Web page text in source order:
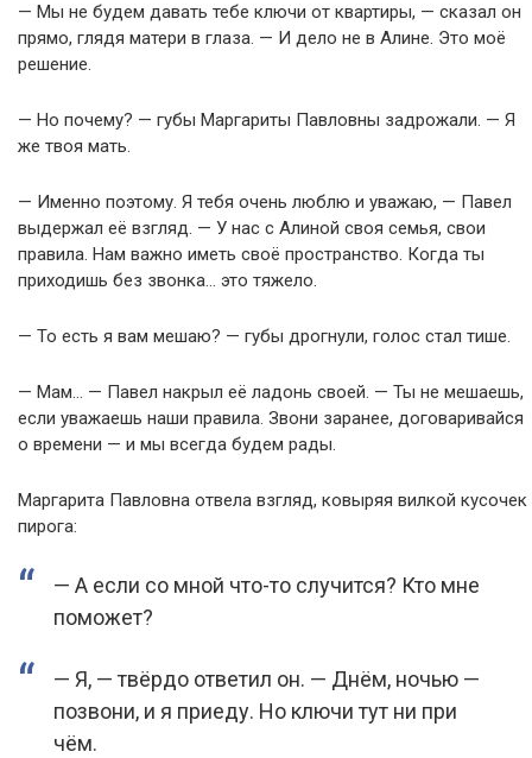
— Мы не будем давать тебе ключи от квартиры, — сказал он
прямо, глядя матери в глаза. — И дело не в Алине. Это моё
решение.
— Но почему? — губы Маргариты Павловны задрожали. — Я
же твоя мать.
— Именно поэтому. Я тебя очень люблю и уважаю, — Павел
выдержал её взгляд. — У нас с Алиной своя семья, свои
правила. Нам важно иметь своё пространство. Когда ты
приходишь без звонка… это тяжело.
— То есть я вам мешаю? — губы дрогнули, голос стал тише.
— Мам… — Павел накрыл её ладонь своей. — Ты не мешаешь,
если уважаешь наши правила. Звони заранее, договаривайся
о времени — и мы всегда будем рады.
Маргарита Павловна отвела взгляд, ковыряя вилкой кусочек
пирога:
— А если со мной что-то случится? Кто мне
поможет?
— Я, — твёрдо ответил он. — Днём, ночью —
позвони, и я приеду. Но ключи тут ни при
чём.